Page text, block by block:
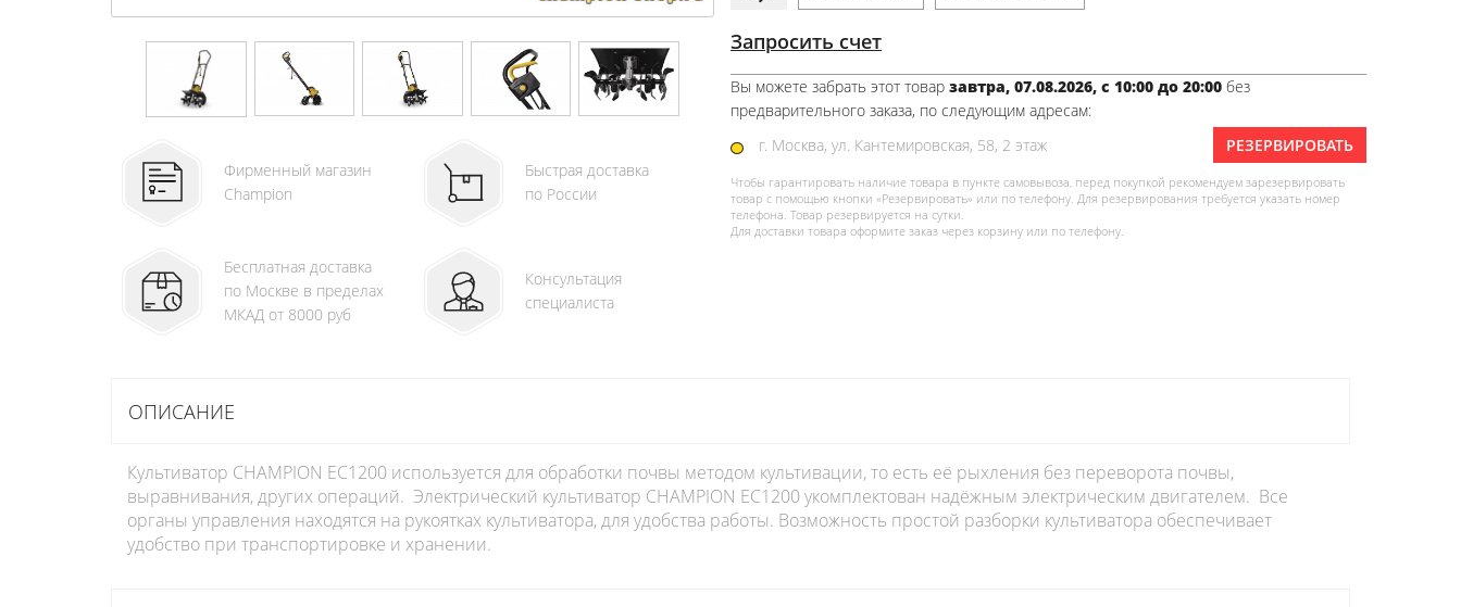
Фирменный магазин
Champion
Быстрая доставка
по России
Бесплатная доставка
по Москве в пределах
МКАД от 8000 руб
Консультация
специалиста
Запросить счет
Вы можете забрать этот товар завтра, 07.08.2026, с 10:00 до 20:00 без
предварительного заказа, по следующим адресам:
г. Москва, ул. Кантемировская, 58, 2 этаж
РЕЗЕРВИРОВАТЬ
Чтобы гарантировать наличие товара в пункте самовывоза, перед покупкой рекомендуем зарезервировать
товар с помощью кнопки «Резервировать» или по телефону. Для резервирования требуется указать номер
телефона. Товар резервируется на сутки.
Для доставки товара оформите заказ через корзину или по телефону.
ОПИСАНИЕ
Культиватор CHAMPION EC1200 используется для обработки почвы методом культивации, то есть её рыхления без переворота почвы,
выравнивания, других операций. Электрический культиватор CHAMPION EC1200 укомплектован надёжным электрическим двигателем. Все
органы управления находятся на рукоятках культиватора, для удобства работы. Возможность простой разборки культиватора обеспечивает
удобство при транспортировке и хранении.